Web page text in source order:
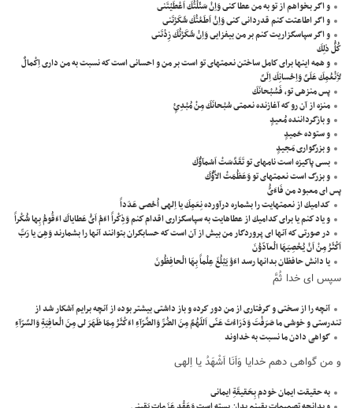
و اگر بخواهم از تو به من عطا كنى وَاِنْ سَئَلْتُكَ اَعْطَيْتَنى
و اگر اطاعتت كنم قدردانى كنى وَاِنْ اَطَعْتُكَ شَكَرْتَنى
و اگر سپاسگزاريت كنم بر من بيفزايى وَاِنْ شَكَرْتُكَ زِدْتَنى
كُلُّ ذلِكَ
و همه اينها براى كامل ساختن نعمتهاى تو است بر من و احسانى است كه نسبت به من دارى اِكْمالٌ
لاَِنْعُمِكَ عَلَىَّ وَاِحْسانِكَ اِلَىَّ
پس منزهى تو، فَسُبْحانَكَ
منزه از آن رو كه آغازنده نعمتى سُبْحانَكَ مِنْ مُبْدِئٍ
و بازگرداننده مُعيدٍ
و ستوده حَميدٍ
و بزرگوارى مَجيدٍ
بسى پاكيزه است نامهاى تو تَقَدَّسَتْ اَسْمآؤُكَ
و بزرگ است نعمتهاى تو وَعَظُمَتْ الاَّؤُكَ
پس اى معبود من فَاءَىَُّ
كداميك از نعمتهايت را بشماره درآورده نِعَمِكَ يا اِلهى اُحْصى عَدَداً
و ياد كنم يا براى كداميك از عطاهايت به سپاسگزارى اقدام كنم وَذِكْراً اءَمْ اَىُّ عَطاياكَ اءَقُومُ بِها شُكْراً
در صورتى كه آنها اى پروردگار من بيش از آن است كه حسابگران بتوانند آنها را بشمارند وَهِىَ يا رَبِّ
اَكْثَرُ مِنْ اَنْ يُحْصِيَهَا الْعآدّوُنَ
يا دانش حافظان بدانها رسد اءَوْ يَبْلُغَ عِلْماً بِهَا الْحافِظُونَ
سپس اى خدا ثُمَّ
آنچه را از سختى و گرفتارى از من دور كرده و باز داشتى بيشتر بوده از آنچه برايم آشكار شد از
تندرستى و خوشى ما صَرَفْتَ وَدَرَاءْتَ عَنّى اَللّهُمَّ مِنَ الضُرِّ وَالضَّرّآءِ اءَكْثَرُ مِمّا ظَهَرَ لى مِنَ الْعافِيَةِ وَالسَّرّآءِ
گواهی دادن ما نسبت به خداوند
و من گواهى دهم خدايا وَاَنَا اَشْهَدُ يا اِلهى
به حقيقت ايمان خودم بِحَقيقَةِ ايمانى